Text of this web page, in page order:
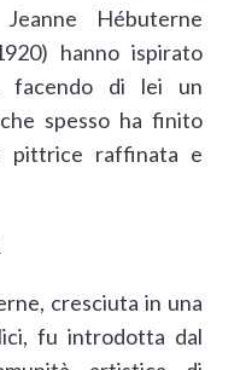
Hébuterne
hanno ispirato
facendo di lei un
spesso ha finito
pittrice raffinata e
cresciuta in una
fu introdotta dal